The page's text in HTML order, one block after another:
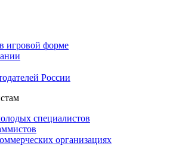
игровой форме
России
специалистов
организациях